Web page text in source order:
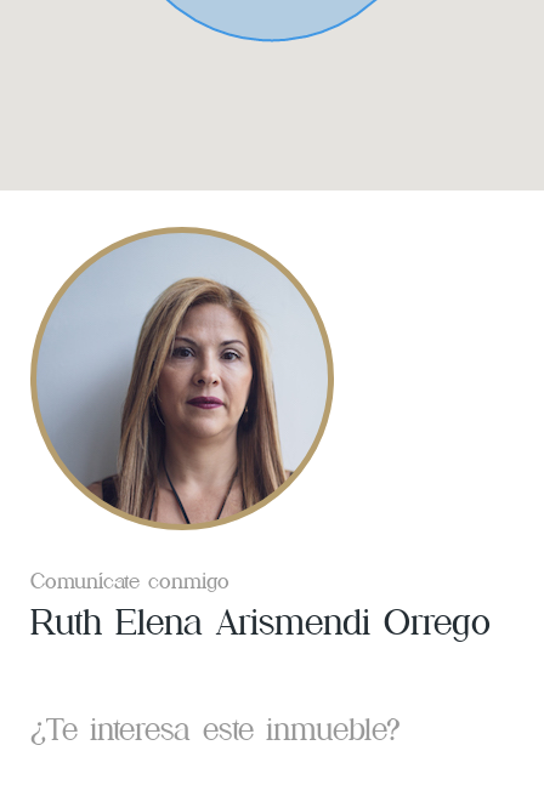
Comunícate conmigo
Ruth Elena Arismendi Orrego
¿Te interesa este inmueble?